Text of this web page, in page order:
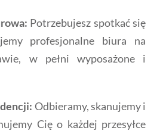
Potrzebujesz spotkać się
profesjonalne biura na
w pełni wyposażone i
Odbieramy, skanujemy i
Cię o każdej przesyłce